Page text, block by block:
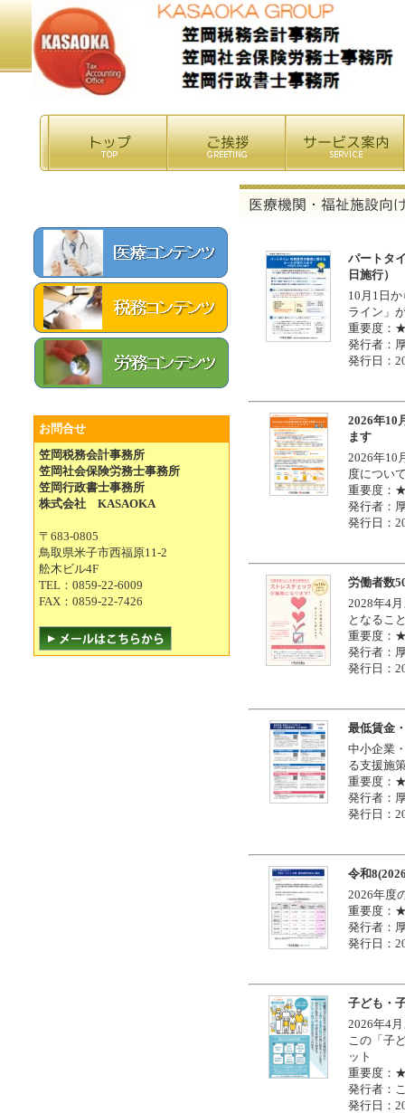
パートタ
日施行）
10月1日
ライン」
重要度
発行者：
発行日：
2026年10
ます
2026年10
度につい
重要度
発行者：
発行日：
労働者数
2028年4
となるこ
重要度
発行者：
発行日：
最低賃金
中小企業
る支援施
重要度
発行者：
発行日：
令和
2026年度
重要度
発行者：
発行日：
子ども・
2026年4
この「子
ット
重要度
発行者：
発行日：
お問合せ
笠岡税務会計事務所
笠岡社会保険労務士事務所
笠岡行政書士事務所
株式会社 KASAOKA
〒683-0805
鳥取県米子市西福原11-2
舩木ビル4F
TEL：0859-22-6009
FAX：0859-22-7426